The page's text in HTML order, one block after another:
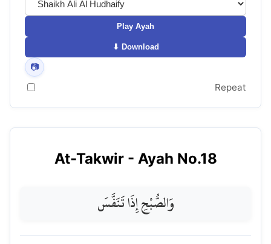
Play Ayah
⬇ Download
📷
Repeat
At-Takwir- Ayah No.18
وَالصُّبْحِ إِذَا تَنَفَّسَ